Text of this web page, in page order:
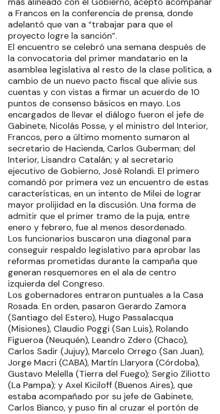
a Francos en la conferencia de prensa, donde
adelantó que van a “trabajar para que el
proyecto logre la sanción”.
El encuentro se celebró una semana después de
la convocatoria del primer mandatario en la
asamblea legislativa al resto de la clase política, a
cambio de un nuevo pacto fiscal que alivie sus
cuentas y con vistas a firmar un acuerdo de 10
puntos de consenso básicos en mayo. Los
encargados de llevar el diálogo fueron el jefe de
Gabinete, Nicolás Posse, y el ministro del Interior,
Francos, pero a último momento sumaron al
secretario de Hacienda, Carlos Guberman; del
Interior, Lisandro Catalán; y al secretario
ejecutivo de Gobierno, José Rolandi. El primero
comandó por primera vez un encuentro de estas
características, en un intento de Milei de lograr
mayor prolijidad en la discusión. Una forma de
admitir que el primer tramo de la puja, entre
enero y febrero, fue al menos desordenado.
Los funcionarios buscaron una diagonal para
conseguir respaldo legislativo para aprobar las
reformas prometidas durante la campaña que
generan resquemores en el ala de centro
izquierda del Congreso.
Los gobernadores entraron puntuales a la Casa
Rosada. En orden, pasaron Gerardo Zamora
(Santiago del Estero), Hugo Passalacqua
(Misiones), Claudio Poggi (San Luis), Rolando
Figueroa (Neuquén), Leandro Zdero (Chaco),
Carlos Sadir (Jujuy), Marcelo Orrego (San Juan),
Jorge Macri (CABA), Martín Llaryora (Córdoba),
Gustavo Melella (Tierra del Fuego); Sergio Ziliotto
(La Pampa); y Axel Kiciloff (Buenos Aires), que
estaba acompañado por su jefe de Gabinete,
Carlos Bianco, y puso fin al cruzar el portón de